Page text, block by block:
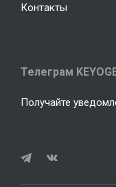
Контакты
Телеграм
Получайте